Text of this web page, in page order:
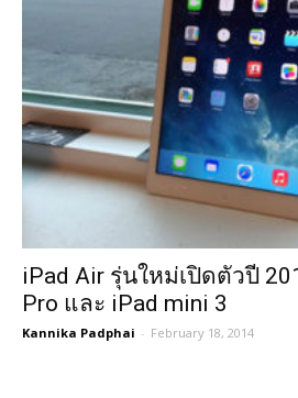
iPad Air รุ่นใหม่เปิดตัวปี
Pro และ iPad mini 3
Kannika Padphai - February 18, 2014